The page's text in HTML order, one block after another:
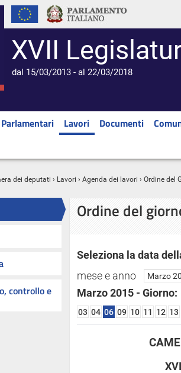
XVII
dal 15/03/2013 - al 22/03/2018
Lavori Documenti
dei deputati › Lavori › Agenda dei lavori › Ordine del
controllo e
Ordine del
Seleziona la data
mese e anno
Marzo 2015 - Giorno:
03 04 06 09 10 11 12 13